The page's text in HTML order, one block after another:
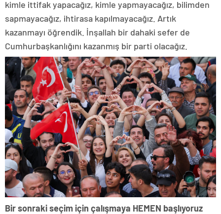
kimle ittifak yapacağız, kimle yapmayacağız, bilimden
sapmayacağız, ihtirasa kapılmayacağız. Artık
kazanmayı öğrendik. İnşallah bir dahaki sefer de
Cumhurbaşkanlığını kazanmış bir parti olacağız.
Bir sonraki seçim için çalışmaya HEMEN başlıyoruz